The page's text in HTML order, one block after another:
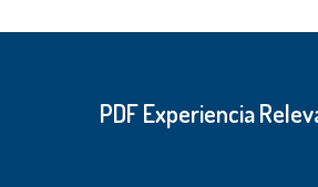
PDF Experiencia